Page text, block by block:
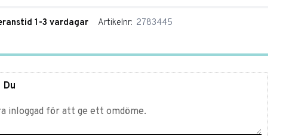
1-3 vardagar Artikelnr 2783445
Du